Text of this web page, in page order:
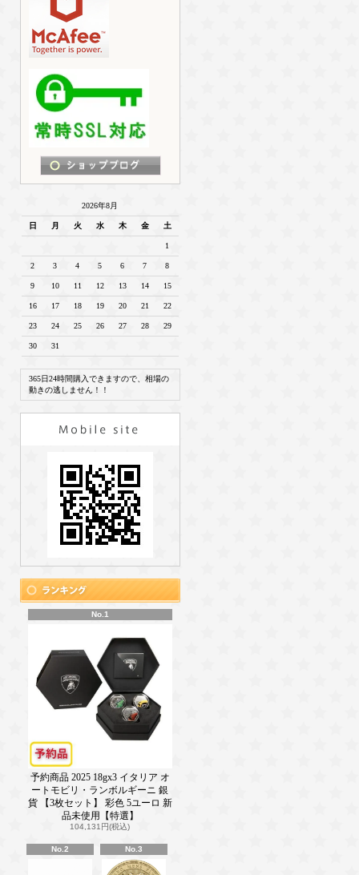
2026年8月
日 月 火 水 木 金 土
1
2 3 4 5 6 7 8
9 10 11 12 13 14 15
16 17 18 19 20 21 22
23 24 25 26 27 28 29
30 31
365日24時間購入できますので、相場の
動きの逃しません！！
No.1
予約商品 2025 18gx3 イタリア オ
ートモビリ・ランボルギーニ 銀
貨 【3枚セット】 彩色 5ユーロ 新
品未使用【特選】
104,131円(税込)
No.2 No.3